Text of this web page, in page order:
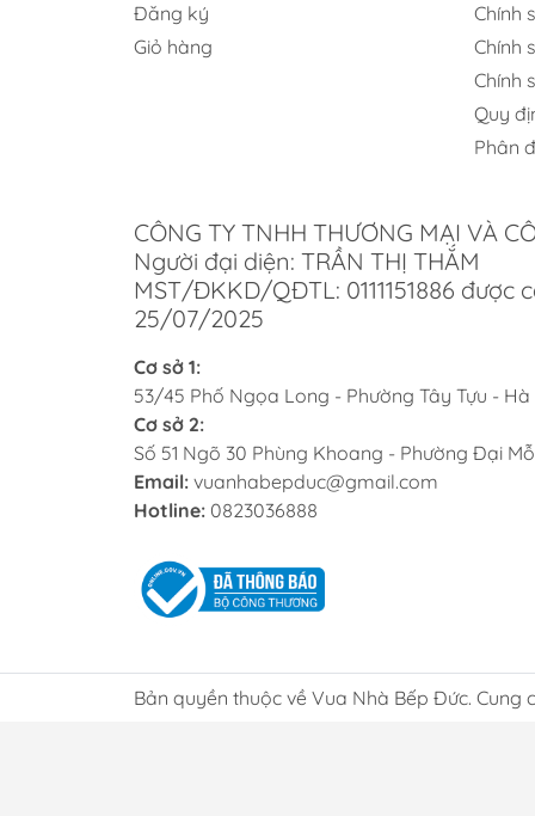
mà
Đối
độ
Một
Cửa
ngày
Đăng ký
Giỏ hàng
Chính
Chính
Chính
Quy
Phân
CÔNG TY TNHH THƯƠNG MẠI VÀ
Người đại diện: TRẦN THỊ THẮM
MST/ĐKKD/QĐTL: 0111151886 được
25/07/2025
Cơ sở 1:
53/45 Phố Ngọa Long - Phường Tây Tựu - Hà
Cơ sở 2:
Số 51 Ngõ 30 Phùng Khoang - Phường Đại
Email: vuanhabepduc@gmail.com
Hotline: 0823036888
Bản quyền thuộc về Vua Nhà Bếp Đức. Cung